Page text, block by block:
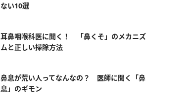
ない10選
耳鼻咽喉科医に聞く！ 「鼻くそ」のメカニズ
ムと正しい掃除方法
鼻息が荒い人ってなんなの？ 医師に聞く「鼻
息」のギモン